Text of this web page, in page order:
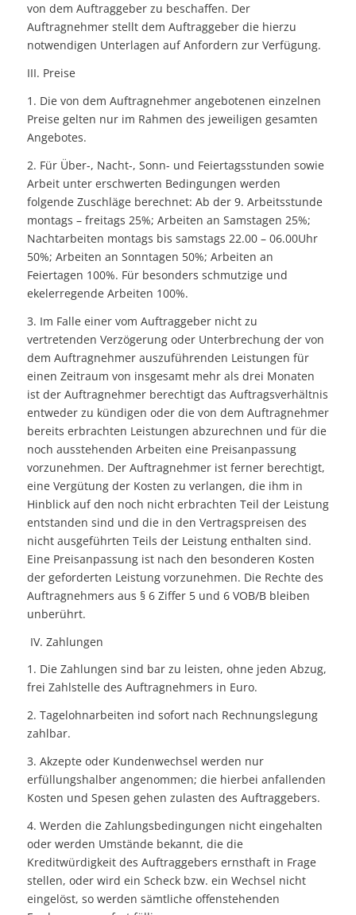
von dem Auftraggeber zu beschaffen. Der
Auftragnehmer stellt dem Auftraggeber die hierzu
notwendigen Unterlagen auf Anfordern zur Verfügung.
III. Preise
1. Die von dem Auftragnehmer angebotenen einzelnen
Preise gelten nur im Rahmen des jeweiligen gesamten
Angebotes.
2. Für Über-, Nacht-, Sonn- und Feiertagsstunden sowie
Arbeit unter erschwerten Bedingungen werden
folgende Zuschläge berechnet: Ab der 9. Arbeitsstunde
montags – freitags 25%; Arbeiten an Samstagen 25%;
Nachtarbeiten montags bis samstags 22.00 – 06.00Uhr
50%; Arbeiten an Sonntagen 50%; Arbeiten an
Feiertagen 100%. Für besonders schmutzige und
ekelerregende Arbeiten 100%.
3. Im Falle einer vom Auftraggeber nicht zu
vertretenden Verzögerung oder Unterbrechung der von
dem Auftragnehmer auszuführenden Leistungen für
einen Zeitraum von insgesamt mehr als drei Monaten
ist der Auftragnehmer berechtigt das Auftragsverhältnis
entweder zu kündigen oder die von dem Auftragnehmer
bereits erbrachten Leistungen abzurechnen und für die
noch ausstehenden Arbeiten eine Preisanpassung
vorzunehmen. Der Auftragnehmer ist ferner berechtigt,
eine Vergütung der Kosten zu verlangen, die ihm in
Hinblick auf den noch nicht erbrachten Teil der Leistung
entstanden sind und die in den Vertragspreisen des
nicht ausgeführten Teils der Leistung enthalten sind.
Eine Preisanpassung ist nach den besonderen Kosten
der geforderten Leistung vorzunehmen. Die Rechte des
Auftragnehmers aus § 6 Ziffer 5 und 6 VOB/B bleiben
unberührt.
IV. Zahlungen
1. Die Zahlungen sind bar zu leisten, ohne jeden Abzug,
frei Zahlstelle des Auftragnehmers in Euro.
2. Tagelohnarbeiten ind sofort nach Rechnungslegung
zahlbar.
3. Akzepte oder Kundenwechsel werden nur
erfüllungshalber angenommen; die hierbei anfallenden
Kosten und Spesen gehen zulasten des Auftraggebers.
4. Werden die Zahlungsbedingungen nicht eingehalten
oder werden Umstände bekannt, die die
Kreditwürdigkeit des Auftraggebers ernsthaft in Frage
stellen, oder wird ein Scheck bzw. ein Wechsel nicht
eingelöst, so werden sämtliche offenstehenden